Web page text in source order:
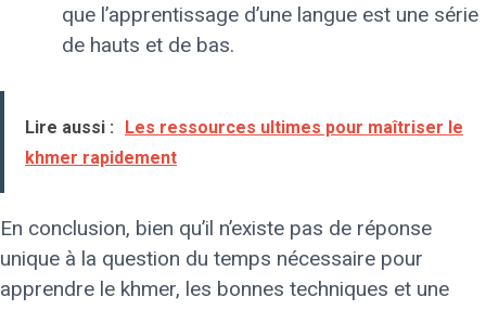
que l’apprentissage d’une langue est une série
de hauts et de bas.
Lire aussi :
Les ressources ultimes pour maîtriser le
khmer rapidement
En conclusion, bien qu’il n’existe pas de réponse
unique à la question du temps nécessaire pour
apprendre le khmer, les bonnes techniques et une